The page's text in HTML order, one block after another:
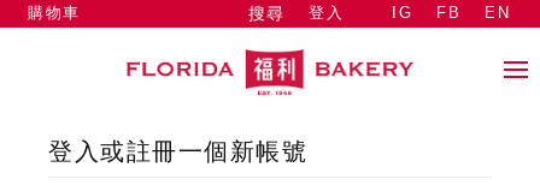
搜尋 登入
購物車 IG FB EN
登入或註冊一個新帳號